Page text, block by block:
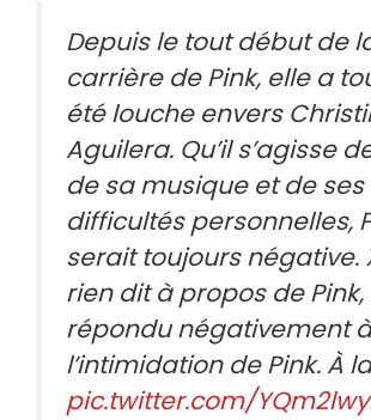
Depuis le tout début de
carrière de Pink, elle a
été louche envers
Aguilera. Qu’il s’agisse
de sa musique et de ses
difficultés personnelles,
serait toujours négative.
rien dit à propos de Pink,
répondu négativement à
l’intimidation de Pink. À
pic.twitter.com/